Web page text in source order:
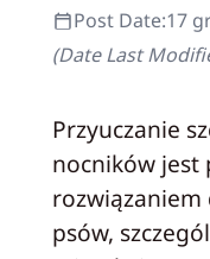
Post Date:17
(Date Last
Przyuczanie
nocników jest
rozwiązaniem
psów,